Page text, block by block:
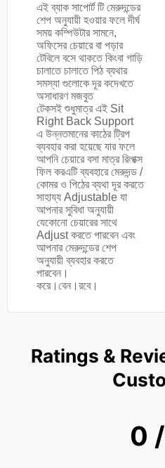
এই ব্যাক সাপোর্ট টি মেরুদন্ডের
শেপ অনুযায়ী হওয়ার ফলে দীর্ঘ
সময় কম্পিউটার সামনে,
অফিসের চেয়ারে বা পড়ার
টেবিলে বসে থাকতে কিংবা গাড়ি
চালাতে চালাতে পিঠ ব্যথার
সমস্যা গুলোকে দূর কদেখতে
অসাধারণ মজবুত
টেকসই শুধুমাত্র এই Sit
Right Back Support
এ উন্নতমানের কাঠের ট্রিপ
ব্যবহার করা হয়েছে যার ফলে
আপনি চেয়ারে বসা মাত্র রিলাক্স
ফিল করএটি ব্যবহারে মেরুদন্ড /
কোমর ও পিঠের ব্যথা দূর করতে
সাহায্য Adjustable যা
আপনার সুবিধা অনুযায়ী
যেকোনো চেয়ারের সাথে
Adjust করতে পারবেন এবং
আপনার মেরুদন্ডের শেপ
অনুযায়ী ব্যবহার করতে
পারবেন।
করে।বেন।রবে।
Ratings &
0